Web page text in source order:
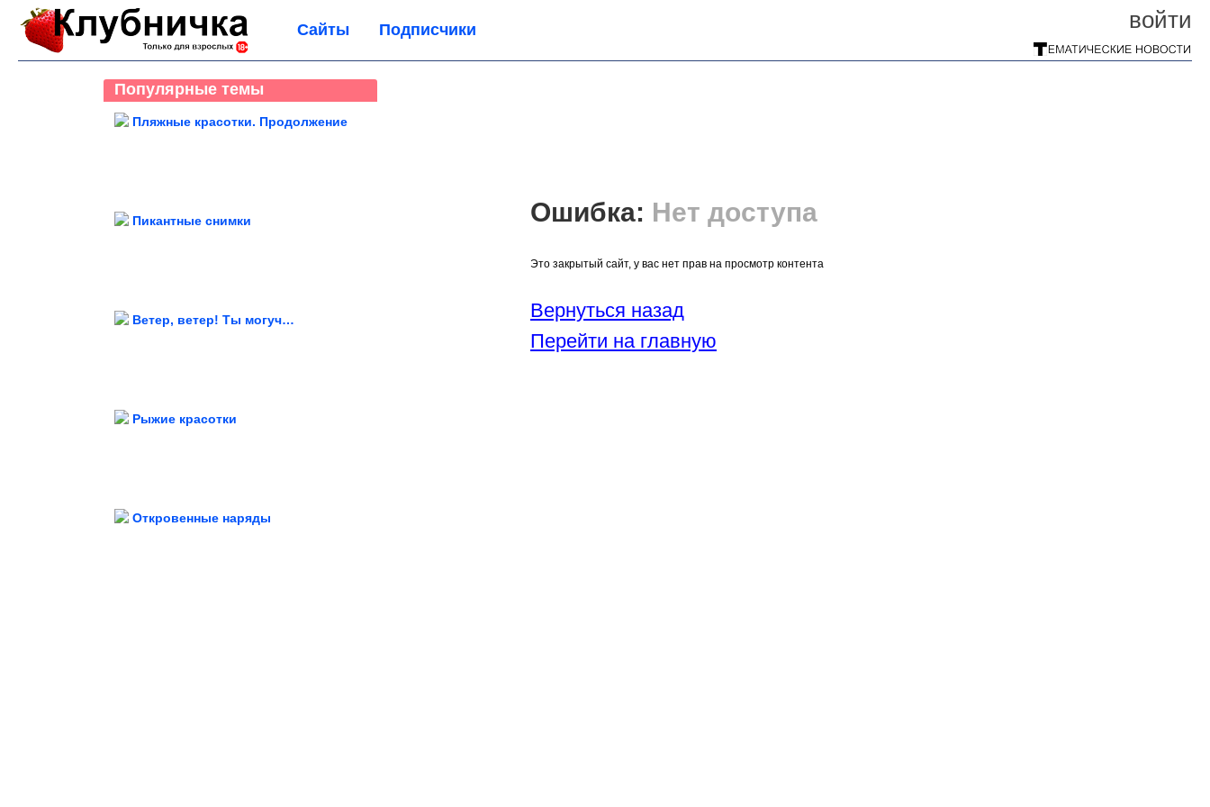
войти
Сайты Подписчики
Популярные темы
Пляжные красотки. Продолжение
Пикантные снимки
Ветер, ветер! Ты могуч…
Рыжие красотки
Откровенные наряды
Ошибка: Нет доступа
Это закрытый сайт, у вас нет прав на просмотр контента
Вернуться назад
Перейти на главную